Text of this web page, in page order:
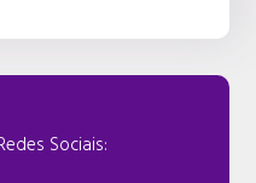
Sociais: